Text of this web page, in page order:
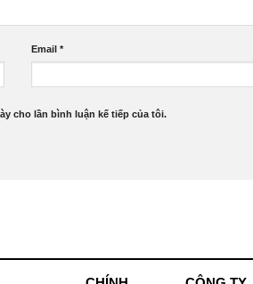
Email *
cho lần bình luận kế tiếp của tôi.